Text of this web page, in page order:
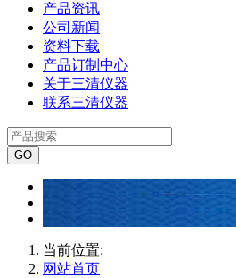
产品资讯
公司新闻
资料下载
产品订制中心
关于三清仪器
联系三清仪器
当前位置:
网站首页